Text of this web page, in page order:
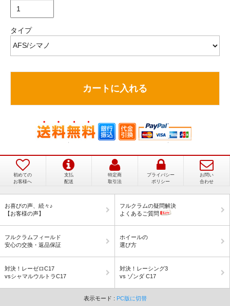
加速感が半端ない！本当に買って良かった！
タイプ
カートに入れる
初めての
お客様へ
支払
配送
特定商
取引法
プライバシー
ポリシー
お問い
合わせ
お喜びの声、続々♪
【お客様の声】
フルクラムの疑問解決
よくあるご質問
フルクラムフィールド
安心の交換・返品保証
ホイールの
選び方
対決！レーゼロC17
vsシャマルウルトラC17
対決！レーシング3
vs ゾンダ C17
表示モード : PC版に切替